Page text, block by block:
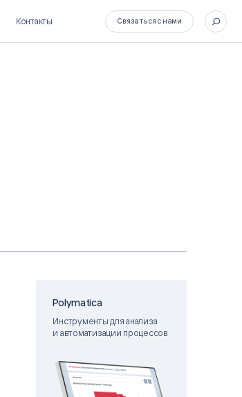
Контакты Связаться с нами
Polymatica
Инструменты для анализа
и автоматизации процессов